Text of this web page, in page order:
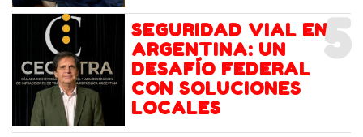
5
SEGURIDAD VIAL EN
ARGENTINA: UN
DESAFÍO FEDERAL
CON SOLUCIONES
LOCALES